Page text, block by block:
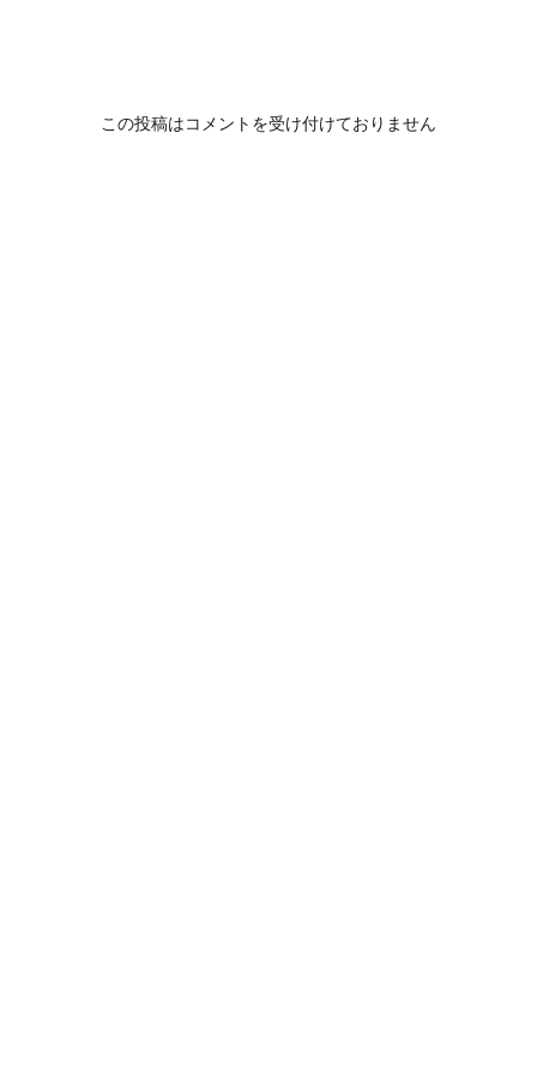
この投稿はコメントを受け付けておりません